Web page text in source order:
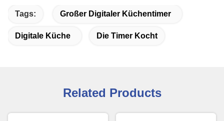
Tags: Großer Digitaler Küchentimer
Digitale Küche Die Timer Kocht
Related Products